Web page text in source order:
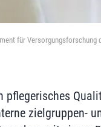
für Versorgungsforschung
zielgruppen-